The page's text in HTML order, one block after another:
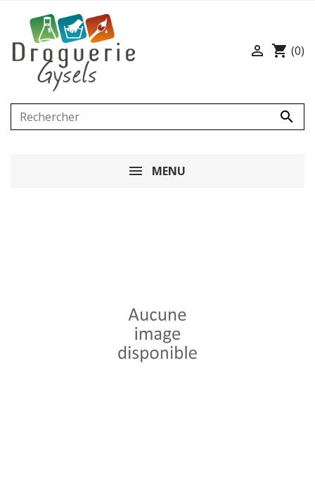

 shopping_cart (0)
MENU